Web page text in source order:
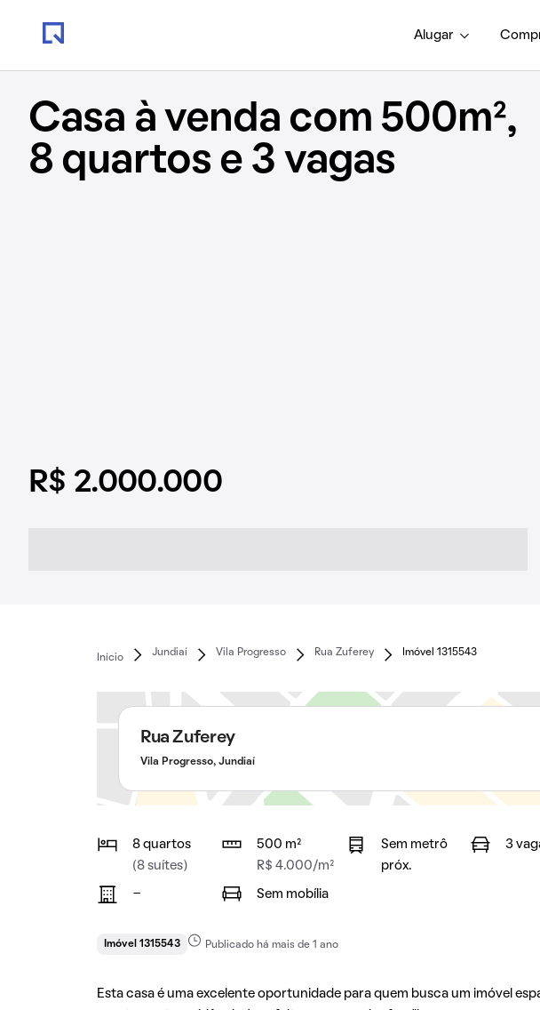
Alugar
Casa à venda com 500m²,
8 quartos e 3 vagas
R$ 2.000.000
Início
Jundiaí Vila Progresso Rua Zuferey Imóvel 1315543
Rua Zuferey
Vila Progresso, Jundiaí
8 quartos
(8 suítes)
500 m²
R$ 4.000/m²
Sem metrô
próx.
3
- Sem mobília
Imóvel 1315543 Publicado há mais de 1 ano
Esta casa é uma excelente oportunidade para quem busca um imóvel